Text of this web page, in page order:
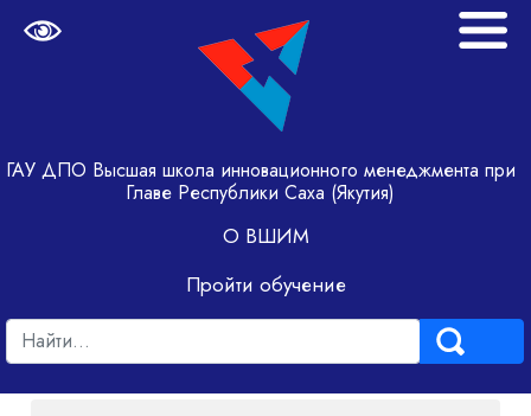
ГАУ ДПО Высшая школа инновационного менеджмента при
Главе Республики Саха (Якутия)
О ВШИМ
Пройти обучение